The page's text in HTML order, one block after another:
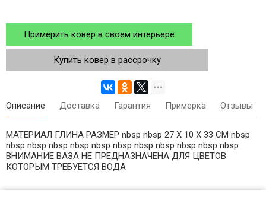
Примерить ковер в своем интерьере
Купить ковер в рассрочку
Описание Доставка Гарантия Примерка Отзывы
МАТЕРИАЛ ГЛИНА РАЗМЕР nbsp nbsp 27 X 10 X 33 СМ nbsp
nbsp nbsp nbsp nbsp nbsp nbsp nbsp nbsp nbsp nbsp nbsp
ВНИМАНИЕ ВАЗА НЕ ПРЕДНАЗНАЧЕНА ДЛЯ ЦВЕТОВ
КОТОРЫМ ТРЕБУЕТСЯ ВОДА